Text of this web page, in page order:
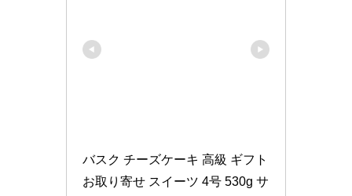
バスク チーズケーキ 高級 ギフト
お取り寄せ スイーツ 4号 530g サ